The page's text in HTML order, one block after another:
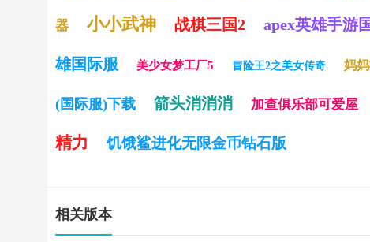
器 小小武神 战棋三国2 apex英雄手游
雄国际服 美少女梦工厂5 冒险王2之美女传奇 妈
(国际服)下载 箭头消消消 加查俱乐部可爱屋
精力 饥饿鲨进化无限金币钻石版
相关版本